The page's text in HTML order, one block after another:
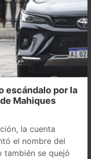
escándalo por la
Mahiques
la cuenta
el nombre del
también se quejó